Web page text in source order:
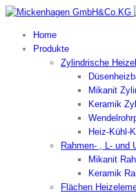
Home
Produkte
Zylindrische
Mikanit
Keramik
Heiz-Kühl-
Rahmen- , L- und
Mikanit
Keramik
Flächen